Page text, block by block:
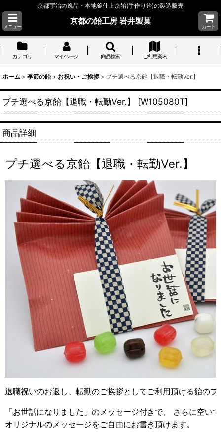
京都宇治の逸品・本地釜仕上京飴(手作り飴)の製造販売
メニュー
京都の飴工房 岩井製菓
カート
カテゴリ マイページ 商品検索 ご利用案内
ホーム > 季節の飴 > お祝い・ご挨拶 > プチ選べる京飴【退職・転勤Ver.】
プチ選べる京飴【退職・転勤Ver.】 [W105080T]
商品詳細
プチ選べる京飴【退職・転勤Ver.】
退職祝いのお返し、転勤のご挨拶としてご利用頂ける飴のプ
「お世話になりました」のメッセージ付きで、 さらに空い
オリジナルのメッセージをご自由にお書き頂けます。